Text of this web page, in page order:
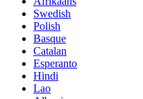
Swedish
Polish
Basque
Catalan
Esperanto
Hindi
Lao